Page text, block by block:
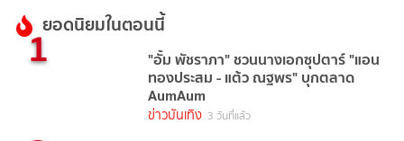
ยอดนิยมในตอนนี้
1 "อั้ม พัชราภา" ชวนนางเอกซุปตาร์ "แอน
ทองประสม - แต้ว ณฐพร" บุกตลาด
AumAum
ข่าวบันเทิง 3 วันที่แล้ว